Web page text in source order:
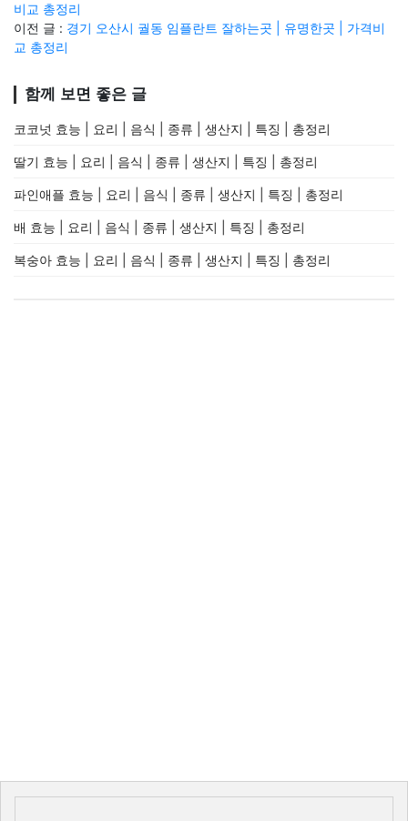
비교 총정리
이전 글 : 경기 오산시 궐동 임플란트 잘하는곳 | 유명한곳 | 가격비
교 총정리
함께 보면 좋은 글
코코넛 효능 | 요리 | 음식 | 종류 | 생산지 | 특징 | 총정리
딸기 효능 | 요리 | 음식 | 종류 | 생산지 | 특징 | 총정리
파인애플 효능 | 요리 | 음식 | 종류 | 생산지 | 특징 | 총정리
배 효능 | 요리 | 음식 | 종류 | 생산지 | 특징 | 총정리
복숭아 효능 | 요리 | 음식 | 종류 | 생산지 | 특징 | 총정리